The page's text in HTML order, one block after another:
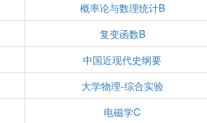
概率论与数理统计B
复变函数B
中国近现代史纲要
大学物理-综合实验
电磁学C